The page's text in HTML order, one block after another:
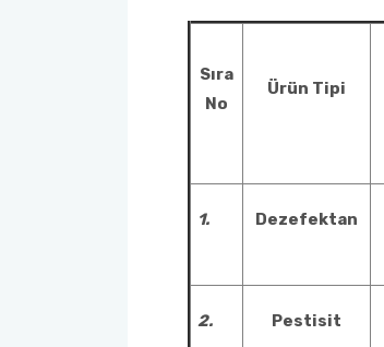
Sıra
No
Ürün Tipi
1. Dezefektan
2. Pestisit